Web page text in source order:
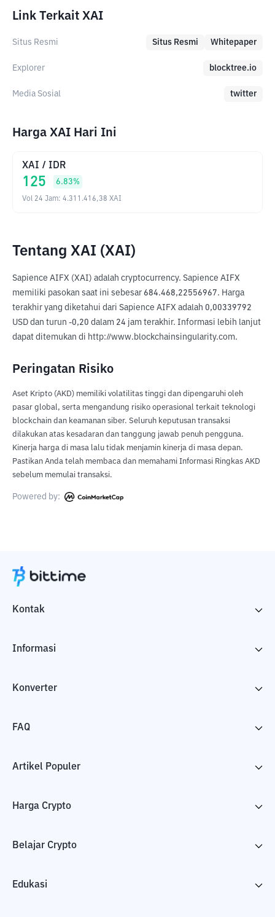
Link Terkait XAI
Situs Resmi Situs Resmi Whitepaper
Explorer blocktree.io
Media Sosial twitter
Harga XAI Hari Ini
XAI / IDR
125 6.83%
Vol 24 Jam: 4.311.416,38 XAI
Tentang XAI (XAI)
Sapience AIFX (XAI) adalah cryptocurrency. Sapience AIFX
memiliki pasokan saat ini sebesar 684.468,22556967. Harga
terakhir yang diketahui dari Sapience AIFX adalah 0,00339792
USD dan turun -0,20 dalam 24 jam terakhir. Informasi lebih lanjut
dapat ditemukan di http://www.blockchainsingularity.com.
Peringatan Risiko
Aset Kripto (AKD) memiliki volatilitas tinggi dan dipengaruhi oleh
pasar global, serta mengandung risiko operasional terkait teknologi
blockchain dan keamanan siber. Seluruh keputusan transaksi
dilakukan atas kesadaran dan tanggung jawab penuh pengguna.
Kinerja harga di masa lalu tidak menjamin kinerja di masa depan.
Pastikan Anda telah membaca dan memahami Informasi Ringkas AKD
sebelum memulai transaksi.
Powered by:
Kontak
Informasi
Konverter
FAQ
Artikel Populer
Harga Crypto
Belajar Crypto
Edukasi